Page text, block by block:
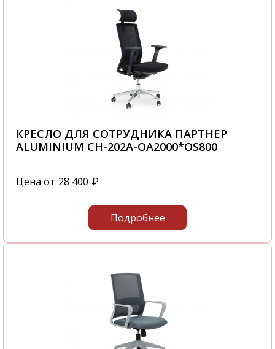
быстрая доставка от нашего магазина
поразит даже самых привередливых
покупателей. Доставка осуществляется по
Нижнему Новгороду и Нижегородской
области автотранспортом компании ООО
"Офисная мебель АЛЬФА-М", а также по всем
регионам России. В нашем интернет-
магазине вы найдете Кресло для сотрудника
сможете быстро оформить заказ Кресло для
сотрудника Бит LB - 2974-005 и это не
качественную мебель в самые короткие
или посетите наш офис, который
располагается по адресу: г. Нижний
Новгород, ул. Зеленодольская, д.12, оф. 210
КРЕСЛО ДЛЯ СОТРУДНИКА ПАРТНЕР
ALUMINIUM CH-202A-OA2000*OS800
Цена от 28 400 ₽
Подробнее